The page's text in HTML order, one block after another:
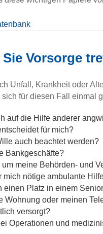
Vorsorge
Unfall, Krankheit oder
für diesen Fall einmal
auf die Hilfe anderer
für mich?
auch beachtet werden?
Bankgeschäfte?
um meine Behörden- und
mich nötige ambulante
einen Platz in einem
Wohnung oder meinen
versorgt?
Operationen und